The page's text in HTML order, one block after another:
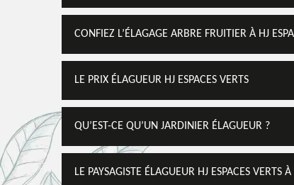
CONFIEZ L’ÉLAGAGE ARBRE FRUITIER À HJ
LE PRIX ÉLAGUEUR HJ ESPACES VERTS
QU’EST-CE QU’UN JARDINIER ÉLAGUEUR ?
LE PAYSAGISTE ÉLAGUEUR HJ ESPACES VERTS